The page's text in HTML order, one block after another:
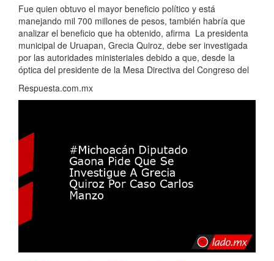
Fue quien obtuvo el mayor beneficio político y está
manejando mil 700 millones de pesos, también habría que
analizar el beneficio que ha obtenido, afirma La presidenta
municipal de Uruapan, Grecia Quiroz, debe ser investigada
por las autoridades ministeriales debido a que, desde la
óptica del presidente de la Mesa Directiva del Congreso del
Respuesta.com.mx